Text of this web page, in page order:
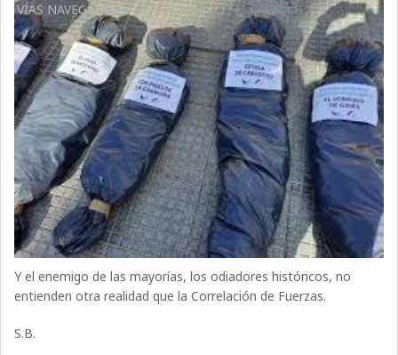
VÍAS NAVEGABLES
Y el enemigo de las mayorías, los odiadores históricos, no
entienden otra realidad que la Correlación de Fuerzas.
S.B.